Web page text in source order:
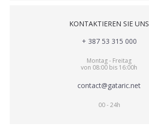
KONTAKTIEREN SIE UNS
+ 387 53 315 000
Montag - Freitag
von 08:00 bis 16:00h
contact@gataric.net
00 - 24h